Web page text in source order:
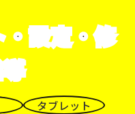
・設定・修
タブレット